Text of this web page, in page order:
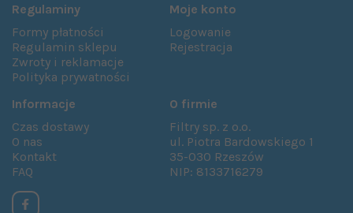
Regulaminy
Formy płatności
Regulamin sklepu
Zwroty i reklamacje
Polityka prywatności
Moje konto
Logowanie
Rejestracja
Informacje
Czas dostawy
O nas
Kontakt
FAQ
O firmie
Filtry sp. z o.o.
ul. Piotra Bardowskiego 1
35-030 Rzeszów
NIP: 8133716279